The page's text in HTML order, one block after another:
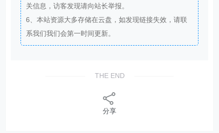
关信息，访客发现请向站长举报。
6、本站资源大多存储在云盘，如发现链接失效，请联
系我们我们会第一时间更新。
THE END
分享